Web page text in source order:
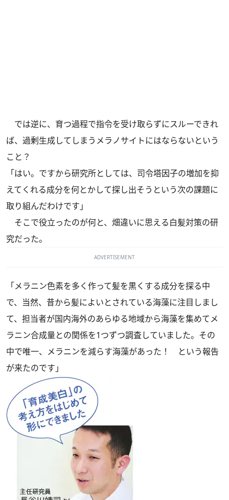
では逆に、育つ過程で指令を受け取らずにスルーできれ
ば、過剰生成してしまうメラノサイトにはならないという
こと？
「はい。ですから研究所としては、司令塔因子の増加を抑
えてくれる成分を何とかして探し出そうという次の課題に
取り組んだわけです」
そこで役立ったのが何と、畑違いに思える白髪対策の研
究だった。
ADVERTISEMENT
「メラニン色素を多く作って髪を黒くする成分を探る中
で、当然、昔から髪によいとされている海藻に注目しまし
て、担当者が国内海外のあらゆる地域から海藻を集めてメ
ラニン合成量との関係を1つずつ調査していました。その
中で唯一、メラニンを減らす海藻があった！ という報告
が来たのです」